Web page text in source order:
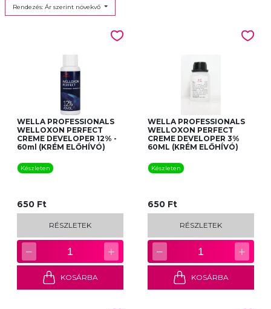
fodrászverseny.
Ismerje meg teljes kínálatát:
Rendezés: Ár szerint növekvő
WELLA PROFESSIONALS
WELLOXON PERFECT
CREME DEVELOPER 12% -
60ml (KRÉM ELŐHÍVÓ)
Készleten
650 Ft
RÉSZLETEK
− 1 +
KOSÁRBA
WELLA PROFESSIONALS
WELLOXON PERFECT
CREME DEVELOPER 3%
60ML (KRÉM ELŐHÍVÓ)
Készleten
650 Ft
RÉSZLETEK
− 1 +
KOSÁRBA